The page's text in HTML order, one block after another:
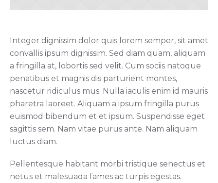
Integer dignissim dolor quis lorem semper, sit amet
convallis ipsum dignissim. Sed diam quam, aliquam
a fringilla at, lobortis sed velit. Cum sociis natoque
penatibus et magnis dis parturient montes,
nascetur ridiculus mus. Nulla iaculis enim id mauris
pharetra laoreet. Aliquam a ipsum fringilla purus
euismod bibendum et et ipsum. Suspendisse eget
sagittis sem. Nam vitae purus ante. Nam aliquam
luctus diam.
Pellentesque habitant morbi tristique senectus et
netus et malesuada fames ac turpis egestas.